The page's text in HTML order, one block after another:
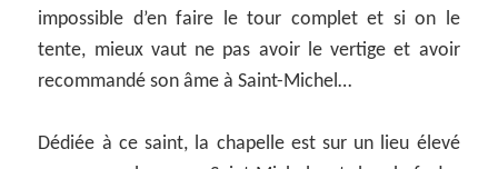
impossible d’en faire le tour complet et si on le
tente, mieux vaut ne pas avoir le vertige et avoir
recommandé son âme à Saint-Michel…
Dédiée à ce saint, la chapelle est sur un lieu élevé